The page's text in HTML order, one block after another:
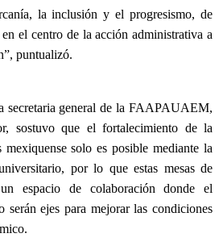
la inclusión y el progresismo, de
el centro de la acción administrativa a
puntualizó.
secretaria general de la FAAPAUAEM,
sostuvo que el fortalecimiento de la
solo es posible mediante la
por lo que estas mesas de
un espacio de colaboración donde el
ejes para mejorar las condiciones